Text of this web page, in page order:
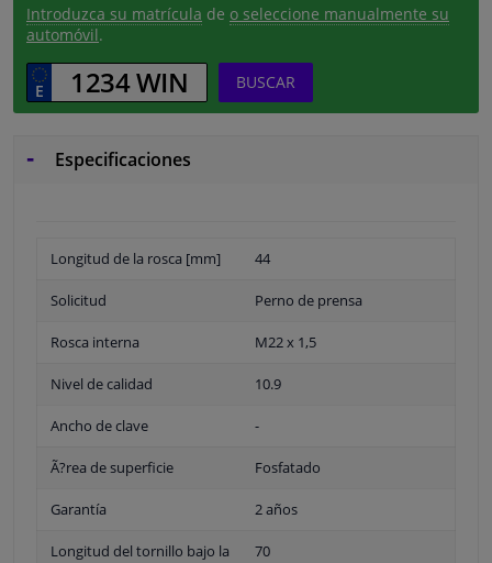
Introduzca su matrícula de o seleccione manualmente su
automóvil.
BUSCAR
Especificaciones
Longitud de la rosca [mm] 44
Solicitud Perno de prensa
Rosca interna M22 x 1,5
Nivel de calidad 10.9
Ancho de clave -
Ã?rea de superficie Fosfatado
Garantía 2 años
Longitud del tornillo bajo la
70